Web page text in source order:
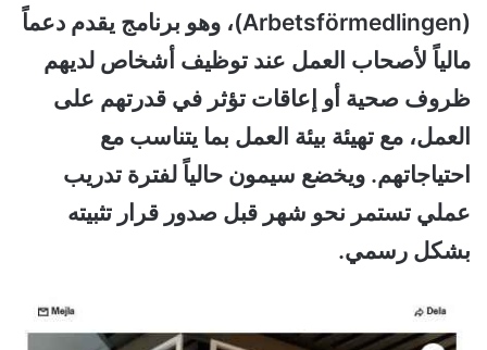
(Arbetsförmedlingen)، وهو برنامج يقدم دعماً
مالياً لأصحاب العمل عند توظيف أشخاص لديهم
ظروف صحية أو إعاقات تؤثر في قدرتهم على
العمل، مع تهيئة بيئة العمل بما يتناسب مع
احتياجاتهم. ويخضع سيمون حالياً لفترة تدريب
عملي تستمر نحو شهر قبل صدور قرار تثبيته
بشكل رسمي.